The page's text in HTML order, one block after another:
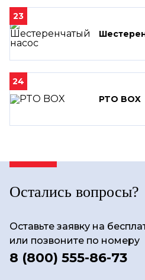
23
24
PTO BOX
Остались вопросы?
Оставьте заявку на
или позвоните по номеру
8 (800) 555-86-73